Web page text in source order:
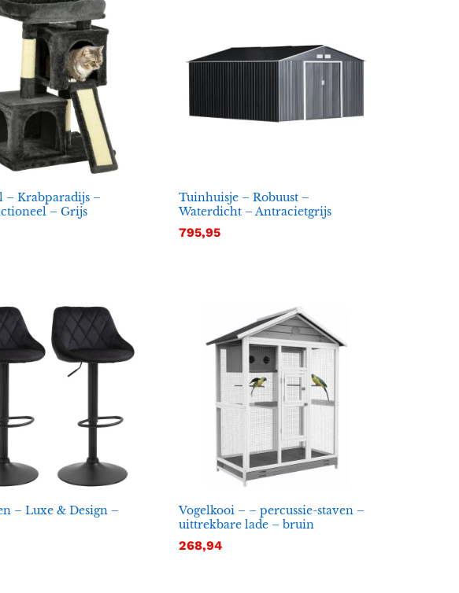
– Krabparadijs –
– Grijs
Tuinhuisje – Robuust –
Waterdicht – Antracietgrijs
795,95
795,95
– Luxe & Design –
Vogelkooi – – percussie-staven –
uittrekbare lade – bruin
268,94
268,94